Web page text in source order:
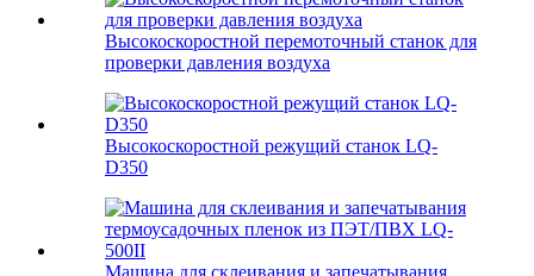
Высокоскоростной перемоточный станок для
проверки давления воздуха
Высокоскоростной режущий станок LQ-
D350
Машина для склеивания и запечатывания